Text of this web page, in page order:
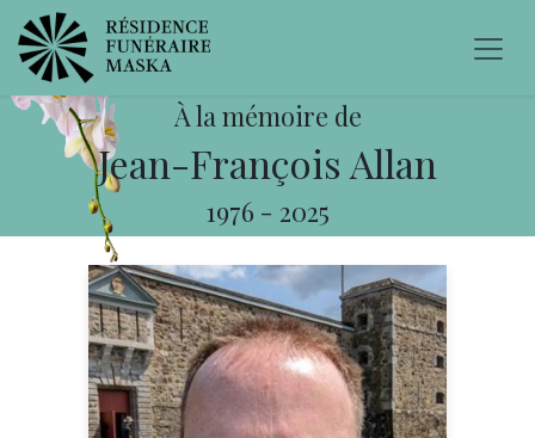
À la mémoire de
Jean-François Allan
1976 - 2025